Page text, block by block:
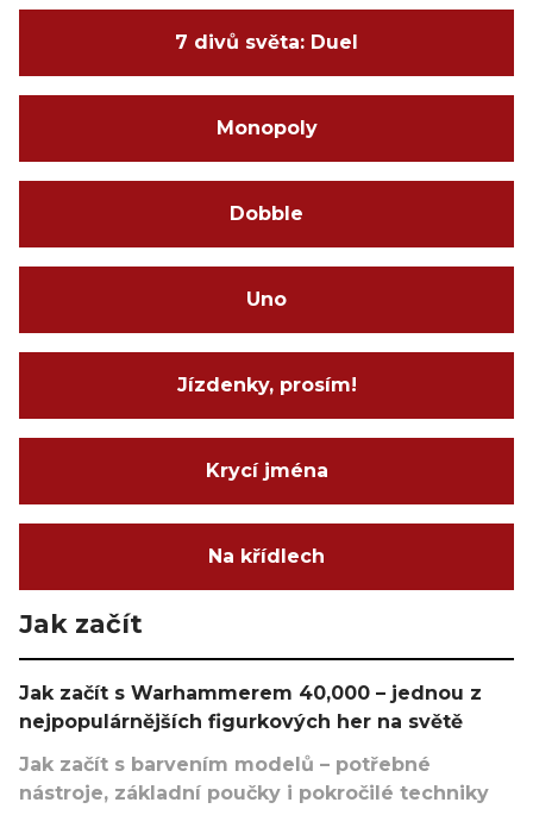
7 divů světa: Duel
Monopoly
Dobble
Uno
Jízdenky, prosím!
Krycí jména
Na křídlech
Jak začít
Jak začít s Warhammerem 40,000 – jednou z
nejpopulárnějších figurkových her na světě
Jak začít s barvením modelů – potřebné
nástroje, základní poučky i pokročilé techniky